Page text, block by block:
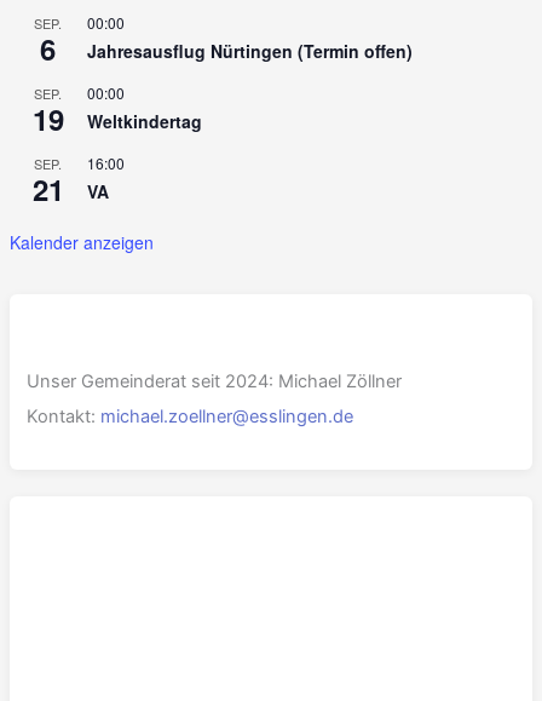
SEP.
6
00:00
Jahresausflug Nürtingen (Termin offen)
SEP.
19
00:00
Weltkindertag
SEP.
21
16:00
VA
Kalender anzeigen
Unser Gemeinderat seit 2024: Michael Zöllner
Kontakt: michael.zoellner@esslingen.de